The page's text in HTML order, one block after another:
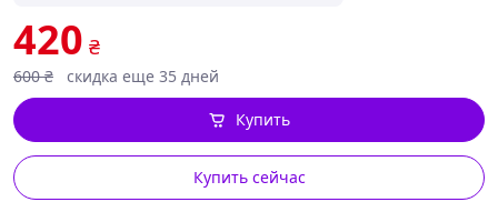
420 ₴
600 ₴ скидка еще 35 дней
Купить сейчас
Купить